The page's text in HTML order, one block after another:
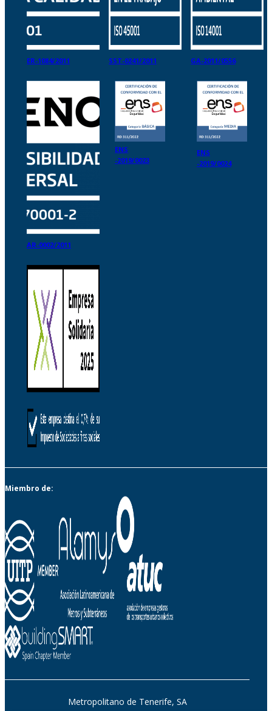
ER-1084/2011 SST-0241/2011 GA-2011/0556
AR-0002/2011
ENS
-2019/0023
ENS
-2019/0024
Miembro de:
Metropolitano de Tenerife, SA